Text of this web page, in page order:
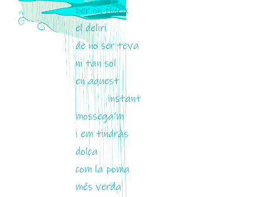
per on flueix
el deliri
de no ser teva
ni tan sol
en aquest
instant
mossega’m
i em tindràs
dolça
com la poma
més verda